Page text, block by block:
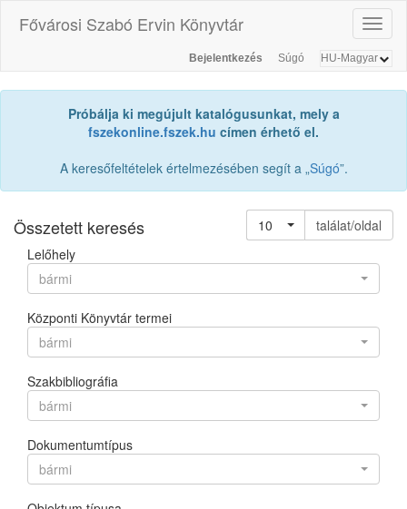
Fővárosi Szabó Ervin Könyvtár
Bejelentkezés Súgó
Próbálja ki megújult katalógusunkat, mely a
fszekonline.fszek.hu címen érhető el.
A keresőfeltételek értelmezésében segít a „Súgó”.
Összetett keresés 10
találat/oldal
Lelőhely
bármi
Központi Könyvtár termei
bármi
Szakbibliográfia
bármi
Dokumentumtípus
bármi